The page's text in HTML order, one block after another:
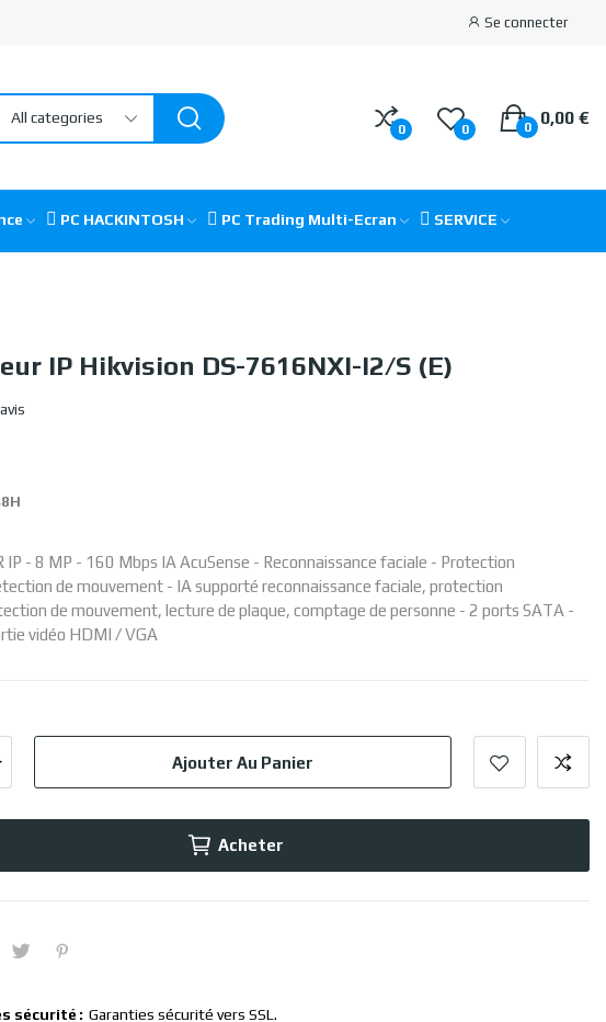
Se connecter
All categories
0 0
0,00 €
0
PC HACKINTOSH PC Trading Multi-Ecran SERVICE
IP Hikvision DS-7616NXI-I2/S (E)
IP - 8 MP - 160 Mbps IA AcuSense - Reconnaissance faciale - Protection
de mouvement - IA supporté reconnaissance faciale, protection
de mouvement, lecture de plaque, comptage de personne - 2 ports SATA -
vidéo HDMI / VGA
Ajouter Au Panier
Acheter
sécurité Garanties sécurité vers SSL.